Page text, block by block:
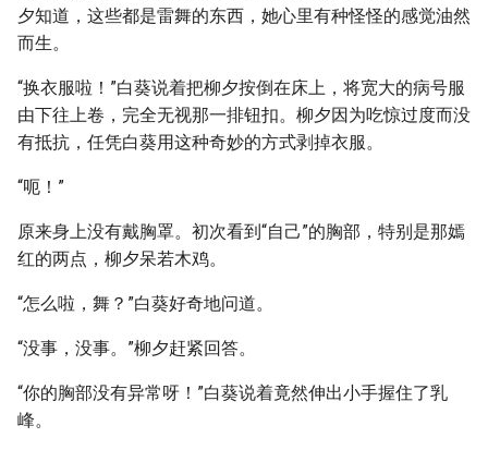
夕知道，这些都是雷舞的东西，她心里有种怪怪的感觉油然
而生。
“换衣服啦！”白葵说着把柳夕按倒在床上，将宽大的病号服
由下往上卷，完全无视那一排钮扣。柳夕因为吃惊过度而没
有抵抗，任凭白葵用这种奇妙的方式剥掉衣服。
“呃！”
原来身上没有戴胸罩。初次看到“自己”的胸部，特别是那嫣
红的两点，柳夕呆若木鸡。
“怎么啦，舞？”白葵好奇地问道。
“没事，没事。”柳夕赶紧回答。
“你的胸部没有异常呀！”白葵说着竟然伸出小手握住了乳
峰。